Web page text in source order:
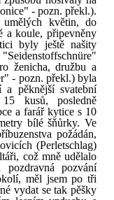
- pozn. překl.).
umělých květin, do
a koule, připevněny
byly ještě našity
ženicha, družbu a
- pozn. překl.) byla
a pěknější svatební
kusů, posledně
a farář kytice s 10
bílé šňůrky. Ve
požádán,
(Perletschlag)
což mně udělalo
pozvání
měl jsem po tři
vydat se tak pěšky